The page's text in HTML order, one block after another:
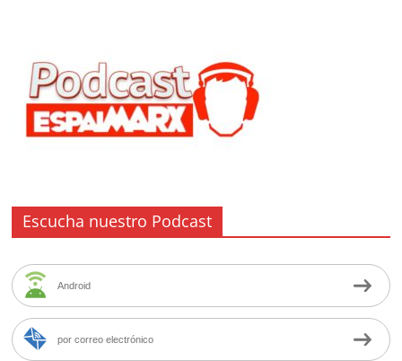
Escucha nuestro Podcast
Android
por correo electrónico